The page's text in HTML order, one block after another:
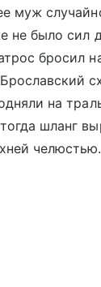
муж
не было сил
бросил
на
шланг